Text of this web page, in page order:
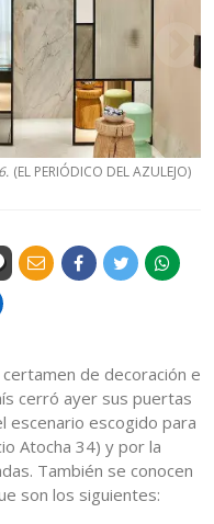
(EL PERIÓDICO DEL AZULEJO)
de decoración e
cerró ayer sus puertas
escenario escogido para
Atocha 34) y por la
También se conocen
son los siguientes: